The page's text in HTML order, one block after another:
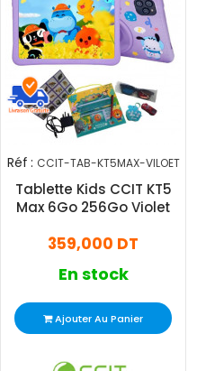
Réf : CCIT-TAB-KT5MAX-VILOET
Tablette Kids CCIT KT5
Max 6Go 256Go Violet
359,000 DT
En stock
Ajouter Au Panier